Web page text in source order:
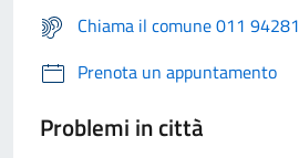
Chiama il comune 011 94281
Prenota un appuntamento
Problemi in città